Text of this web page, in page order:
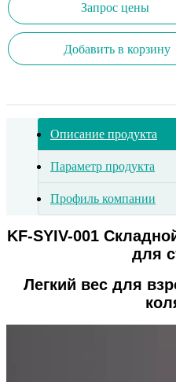
Запрос цены
Добавить в корзину
Описание продукта
Параметр продукта
Профиль компании
KF-SYIV-001
для
Легкий вес для